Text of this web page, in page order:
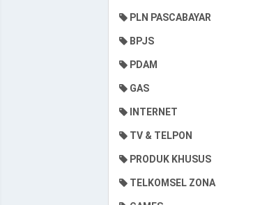
PLN PASCABAYAR
BPJS
PDAM
GAS
INTERNET
TV & TELPON
PRODUK KHUSUS
TELKOMSEL ZONA